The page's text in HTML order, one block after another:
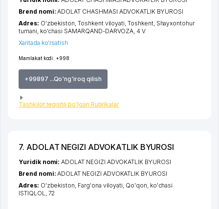
Mamlakat kodi: +998
+99897 ...Qo'ng'iroq qilish
Tashkilot tegishli bo'lgan Rubrikalar
Brend nomi:ADOLAT CHASHMASI ADVOKATLIK BYUROSI
Adres: O'zbekiston,Toshkent viloyati,Toshkent, Shayxontohur
tumani, ko'chasi SAMARQAND-DARVOZA, 4 V
Xaritada ko'rsatish
7. ADOLAT NEGIZI ADVOKATLIK BYUROSI
Yuridik nomi:ADOLAT NEGIZI ADVOKATLIK BYUROSI
Brend nomi:ADOLAT NEGIZI ADVOKATLIK BYUROSI
Adres: O'zbekiston, Farg'ona viloyati, Qo'qon, ko'chasi
ISTIQLOL, 72